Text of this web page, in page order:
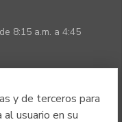
y de terceros para
al usuario en su
8:15 a.m. a 4:45